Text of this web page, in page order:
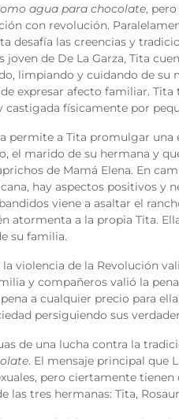
agua para chocolate,
con revolución.
desafía las creencias y
joven de De La Garza, Tita
limpiando y cuidando de su
expresar afecto familiar.
castigada físicamente por
permite a Tita promulgar
el marido de su hermana y
de Mamá Elena. En
hay aspectos positivos y
viene a asaltar el
atormenta a la propia Tita.
su familia.
violencia de la Revolución
y compañeros valió la
a cualquier precio para
persiguiendo sus
de una lucha contra la
. El mensaje principal que
pero ciertamente
las tres hermanas: Tita,